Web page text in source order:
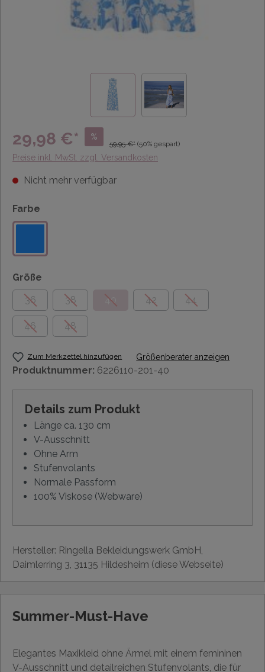
29,98 €* %
59,95 €* (50% gespart)
Preise inkl. MwSt. zzgl. Versandkosten
Nicht mehr verfügbar
Farbe
Größe
36
38 40 42 44
46 48
Zum Merkzettel hinzufügen Größenberater anzeigen
Produktnummer: 6226110-201-40
Details zum Produkt
Länge ca. 130 cm
V-Ausschnitt
Ohne Arm
Stufenvolants
Normale Passform
100% Viskose (Webware)
Hersteller: Ringella Bekleidungswerk GmbH,
Daimlerring 3, 31135 Hildesheim (diese Webseite)
Summer-Must-Have
Elegantes Maxikleid ohne Ärmel mit einem femininen
V-Ausschnitt und detailreichen Stufenvolants, die für